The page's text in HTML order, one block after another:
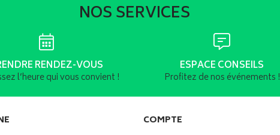
NOS SERVICES
RENDEZ-VOUS
l’heure qui vous convient !
ESPACE CONSEILS
Profitez de nos événements !
COMPTE